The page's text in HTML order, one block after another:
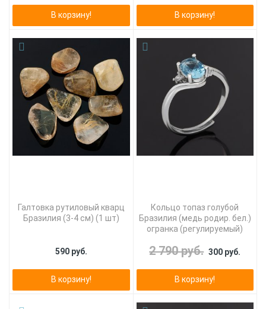
В корзину! В корзину!
Галтовка рутиловый кварц
Бразилия (3-4 см) (1 шт)
590 руб.
В корзину!
Кольцо топаз голубой
Бразилия (медь родир. бел.)
огранка (регулируемый)
2 790 руб. 300 руб.
В корзину!